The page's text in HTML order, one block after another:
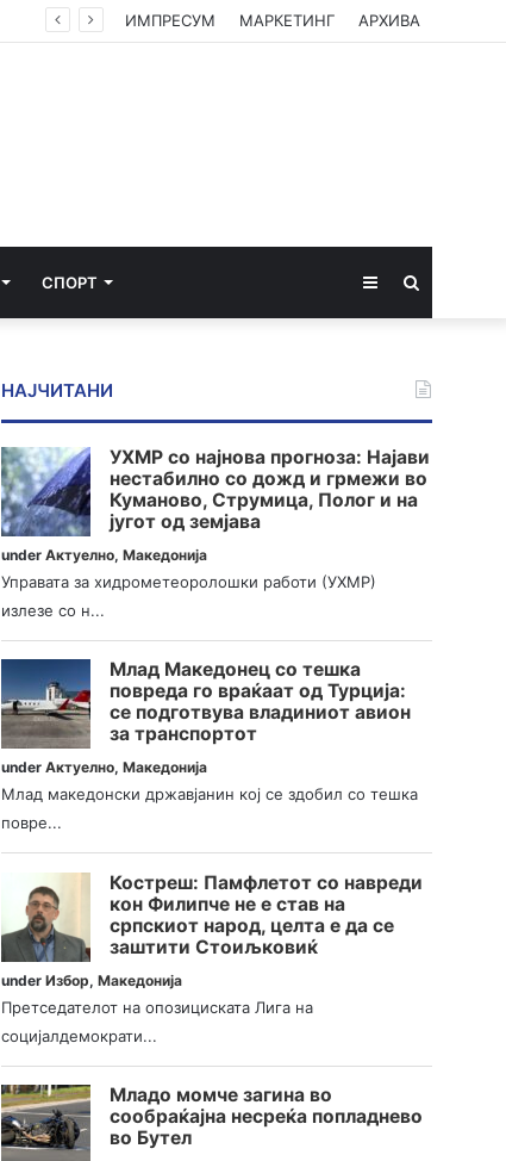
ИМПРЕСУМ МАРКЕТИНГ АРХИВА
СПОРТ Sidebar
НАЈЧИТАНИ
УХМР со најнова прогноза: Најави
нестабилно со дожд и грмежи во
Куманово, Струмица, Полог и на
југот од земјава
underАктуелно,Македонија
Управата за хидрометеоролошки работи (УХМР)
излезе со н...
Млад Македонец со тешка
повреда го враќаат од Турција:
се подготвува владиниот авион
за транспортот
underАктуелно,Македонија
Млад македонски државјанин кој се здобил со тешка
повре...
Костреш: Памфлетот со навреди
кон Филипче не е став на
српскиот народ, целта е да се
заштити Стоиљковиќ
underИзбор,Македонија
Претседателот на опозициската Лига на
социјалдемократи...
Младо момче загина во
сообраќајна несреќа попладнево
во Бутел